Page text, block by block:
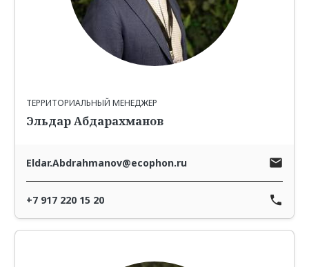
ТЕРРИТОРИАЛЬНЫЙ МЕНЕДЖЕР
Эльдар Абдарахманов
Eldar.Abdrahmanov@ecophon.ru
+7 917 220 15 20